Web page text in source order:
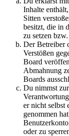
Inhalte
Sitten
besitzt, die in
zu setzen
Der Betreiber
Verstößen
Board
Abmahnung
Boards
Du nimmst
er nicht selbst
genommen
oder zu